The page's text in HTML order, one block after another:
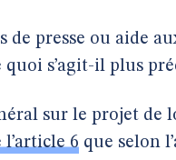
presse ou aide
quoi s’agit-il plus
sur le projet de
6 que selon